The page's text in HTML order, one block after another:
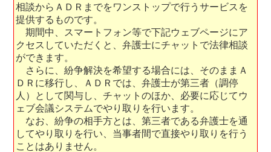
相談からＡＤＲまでをワンストップで行うサービスを
提供するものです。
期間中、スマートフォン等で下記ウェブページにア
クセスしていただくと、弁護士にチャットで法律相談
ができます。
さらに、紛争解決を希望する場合には、そのままＡ
ＤＲに移行し、ＡＤＲでは、弁護士が第三者（調停
人）として関与し、チャットのほか、必要に応じてウ
ェブ会議システムでやり取りを行います。
なお、紛争の相手方とは、第三者である弁護士を通
してやり取りを行い、当事者間で直接やり取りを行う
ことはありません。